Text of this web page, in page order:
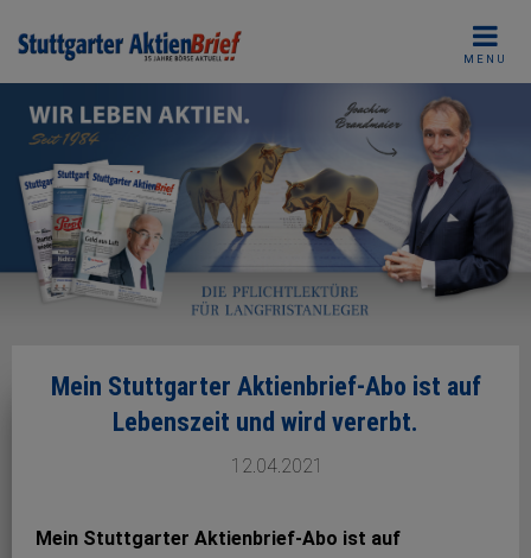
MENU
Mein Stuttgarter Aktienbrief-Abo ist auf
Lebenszeit und wird vererbt.
12.04.2021
Mein Stuttgarter Aktienbrief-Abo ist auf